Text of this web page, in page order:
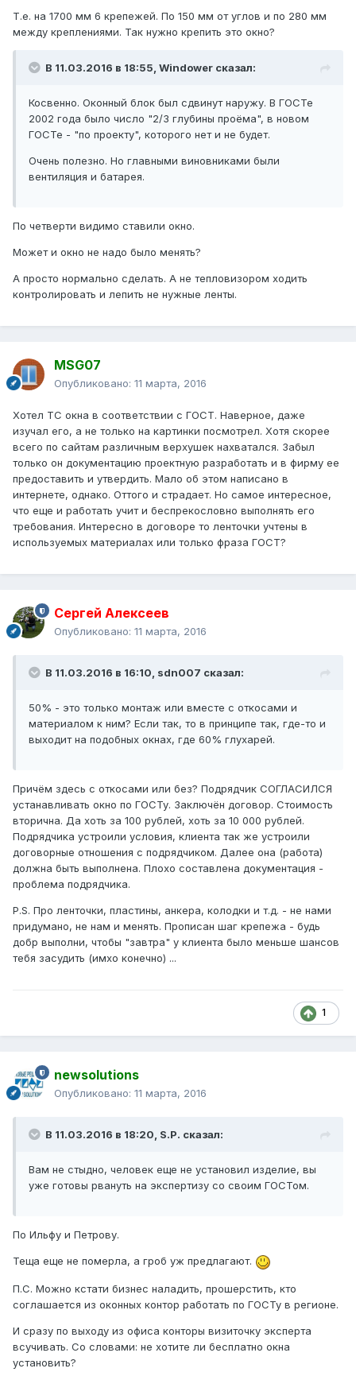
Т.е. на 1700 мм 6 крепежей. По 150 мм от углов и по 280 мм
между креплениями. Так нужно крепить это окно?
В 11.03.2016 в 18:55, Windower сказал:
Косвенно. Оконный блок был сдвинут наружу. В ГОСТе
2002 года было число "2/3 глубины проёма", в новом
ГОСТе - "по проекту", которого нет и не будет.
Очень полезно. Но главными виновниками были
вентиляция и батарея.
По четверти видимо ставили окно.
Может и окно не надо было менять?
А просто нормально сделать. А не тепловизором ходить
контролировать и лепить не нужные ленты.
MSG07
Опубликовано: 11 марта, 2016
Хотел ТС окна в соответствии с ГОСТ. Наверное, даже
изучал его, а не только на картинки посмотрел. Хотя скорее
всего по сайтам различным верхушек нахватался. Забыл
только он документацию проектную разработать и в фирму ее
предоставить и утвердить. Мало об этом написано в
интернете, однако. Оттого и страдает. Но самое интересное,
что еще и работать учит и беспрекословно выполнять его
требования. Интересно в договоре то ленточки учтены в
используемых материалах или только фраза ГОСТ?
Сергей Алексеев
Опубликовано: 11 марта, 2016
В 11.03.2016 в 16:10, sdn007 сказал:
50% - это только монтаж или вместе с откосами и
материалом к ним? Если так, то в принципе так, где-то и
выходит на подобных окнах, где 60% глухарей.
Причём здесь с откосами или без? Подрядчик СОГЛАСИЛСЯ
устанавливать окно по ГОСТу. Заключён договор. Стоимость
вторична. Да хоть за 100 рублей, хоть за 10 000 рублей.
Подрядчика устроили условия, клиента так же устроили
договорные отношения с подрядчиком. Далее она (работа)
должна быть выполнена. Плохо составлена документация -
проблема подрядчика.
P.S. Про ленточки, пластины, анкера, колодки и т.д. - не нами
придумано, не нам и менять. Прописан шаг крепежа - будь
добр выполни, чтобы "завтра" у клиента было меньше шансов
тебя засудить (имхо конечно) ...
1
newsolutions
Опубликовано: 11 марта, 2016
В 11.03.2016 в 18:20, S.P. сказал:
Вам не стыдно, человек еще не установил изделие, вы
уже готовы рвануть на экспертизу со своим ГОСТом.
По Ильфу и Петрову.
Теща еще не померла, а гроб уж предлагают.
П.С. Можно кстати бизнес наладить, прошерстить, кто
соглашается из оконных контор работать по ГОСТу в регионе.
И сразу по выходу из офиса конторы визиточку эксперта
всучивать. Со словами: не хотите ли бесплатно окна
установить?